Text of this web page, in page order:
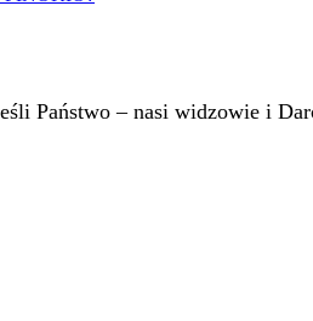
Państwo – nasi widzowie i